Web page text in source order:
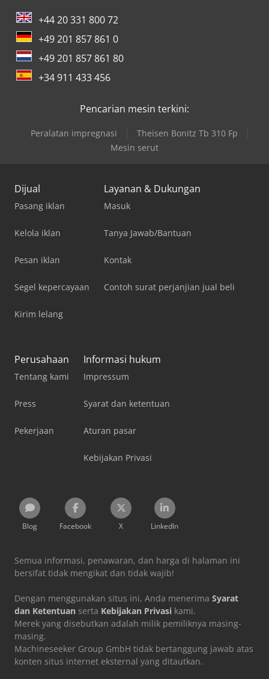
+44 20 331 800 72
+49 201 857 861 0
+49 201 857 861 80
+34 911 433 456
Pencarian mesin terkini:
Peralatan impregnasi
Theisen Bonitz Tb 310 Fp
Mesin serut
Dijual
Pasang iklan
Kelola iklan
Pesan iklan
Segel kepercayaan
Kirim lelang
Layanan & Dukungan
Masuk
Tanya Jawab/Bantuan
Kontak
Contoh surat perjanjian jual beli
Perusahaan
Tentang kami
Press
Pekerjaan
Informasi hukum
Impressum
Syarat dan ketentuan
Aturan pasar
Kebijakan Privasi
Blog Facebook X LinkedIn
Semua informasi, penawaran, dan harga di halaman ini
bersifat tidak mengikat dan tidak wajib!
Dengan menggunakan situs ini, Anda menerima Syarat
dan Ketentuan serta Kebijakan Privasi kami.
Merek yang disebutkan adalah milik pemiliknya masing-
masing.
Machineseeker Group GmbH tidak bertanggung jawab atas
konten situs internet eksternal yang ditautkan.